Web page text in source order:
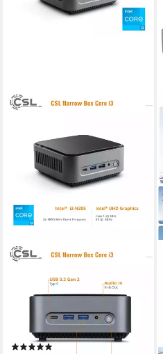
CSL
Windows 11 Mini-PC
8 GB DDR4
Arbeitsspeicher
500 GB
Speicherkapazität